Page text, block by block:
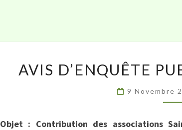
AVIS D’ENQUÊTE
9 Novembre
Objet : Contribution des associations